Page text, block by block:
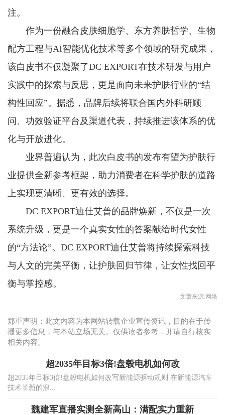
注。
作为一份融合皮肤细胞学、东方养肤哲学、生物
配方工程与AI智能优化技术等多个领域的研究成果，
该白皮书不仅凝聚了DC EXPORT在技术研发与用户
实践中的探索与反思，更是面向未来护肤行业的“结
构性回应”。据悉，品牌后续将联合国内外科研顾
问、功效验证平台及渠道代表，持续推进该体系的优
化与开放进化。
业界普遍认为，此次白皮书的发布有望为护肤行
业提供全新参考框架，助力消费者在科学护肤的道路
上实现更清晰、更有效的选择。
DC EXPORT迪仕艾普的品牌焕新，不仅是一次
系统升级，更是一个真实女性的答案献给时代女性
的“方法论”。DC EXPORT迪仕艾普将持续探索科技
与人文的完美平衡，让护肤回归节律，让女性找回平
衡与掌控感。
文章来源:网络
郑重声明：此文内容为本网站转载企业宣传资讯，目的在于传
播更多信息，与本站立场无关。仅供读者参考，并请自行核实
相关内容。
超2035年目标3倍!盘毂电机如何改
超2035年目标3倍!盘毂电机如何改写新能源驱动规则 在新能源汽车
技术革新的浪...
魏建军直播实测全新高山：满配实力重新